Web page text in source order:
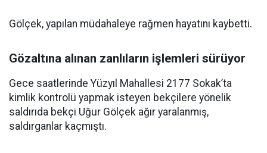
Gölçek, yapılan müdahaleye rağmen hayatını kaybetti.
Gözaltına alınan zanlıların işlemleri sürüyor
Gece saatlerinde Yüzyıl Mahallesi 2177 Sokak’ta
kimlik kontrolü yapmak isteyen bekçilere yönelik
saldırıda bekçi Uğur Gölçek ağır yaralanmış,
saldırganlar kaçmıştı.